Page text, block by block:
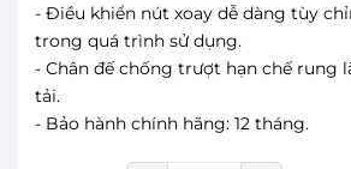
- Điều khiển nút xoay dễ dàng tùy
trong quá trình sử dụng.
- Chân đế chống trượt hạn chế rung
tải.
- Bảo hành chính hãng: 12 tháng.